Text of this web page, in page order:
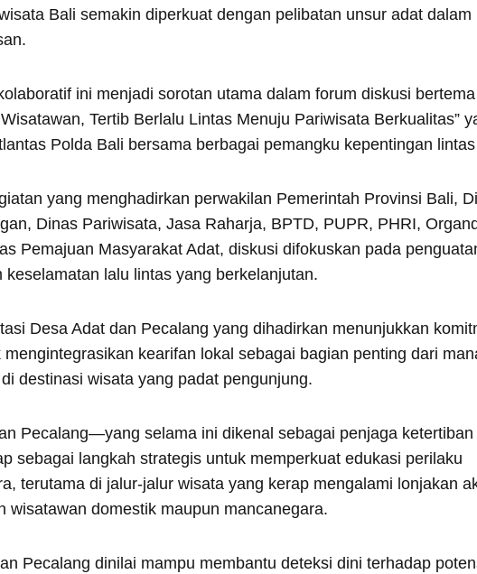
Bali semakin diperkuat dengan pelibatan unsur adat dalam
ini menjadi sorotan utama dalam forum diskusi bertema
Tertib Berlalu Lintas Menuju Pariwisata Berkualitas”
Polda Bali bersama berbagai pemangku kepentingan
yang menghadirkan perwakilan Pemerintah Provinsi Bali,
Dinas Pariwisata, Jasa Raharja, BPTD, PUPR, PHRI,
Pemajuan Masyarakat Adat, diskusi difokuskan pada
keselamatan lalu lintas yang berkelanjutan.
Desa Adat dan Pecalang yang dihadirkan menunjukkan
mengintegrasikan kearifan lokal sebagai bagian penting dari
di destinasi wisata yang padat pengunjung.
Pecalang—yang selama ini dikenal sebagai penjaga ketertiban
sebagai langkah strategis untuk memperkuat edukasi perilaku
terutama di jalur-jalur wisata yang kerap mengalami lonjakan
wisatawan domestik maupun mancanegara.
Pecalang dinilai mampu membantu deteksi dini terhadap